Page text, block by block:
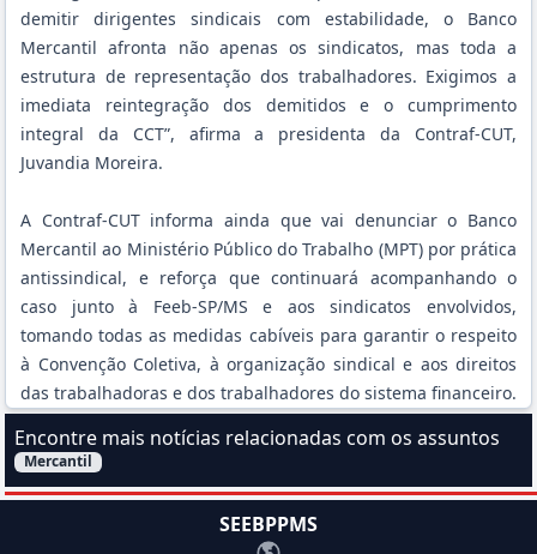
demitir dirigentes sindicais com estabilidade, o Banco
Mercantil afronta não apenas os sindicatos, mas toda a
estrutura de representação dos trabalhadores. Exigimos a
imediata reintegração dos demitidos e o cumprimento
integral da CCT”, afirma a presidenta da Contraf-CUT,
Juvandia Moreira.
A Contraf-CUT informa ainda que vai denunciar o Banco
Mercantil ao Ministério Público do Trabalho (MPT) por prática
antissindical, e reforça que continuará acompanhando o
caso junto à Feeb-SP/MS e aos sindicatos envolvidos,
tomando todas as medidas cabíveis para garantir o respeito
à Convenção Coletiva, à organização sindical e aos direitos
das trabalhadoras e dos trabalhadores do sistema financeiro.
Encontre mais notícias relacionadas com os assuntos
Filtrar Notícias pelo assunto:
Mercantil
SEEBPPMS